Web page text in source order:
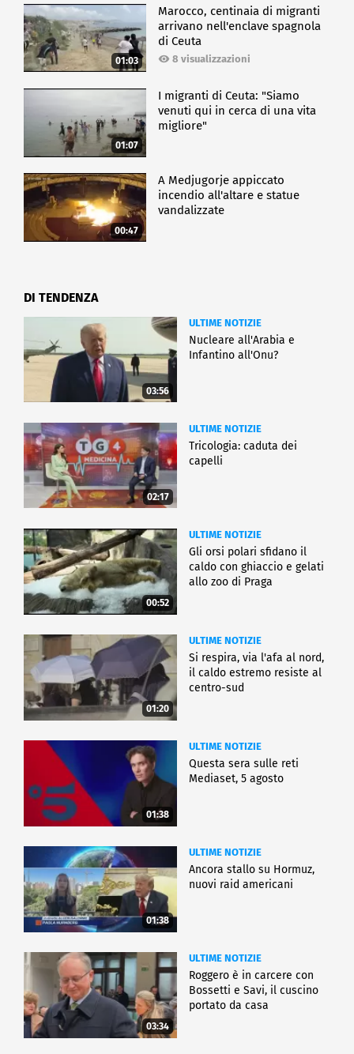
01:03
Marocco, centinaia di migranti
arrivano nell'enclave spagnola
di Ceuta
8 visualizzazioni
01:07
I migranti di Ceuta: "Siamo
venuti qui in cerca di una vita
migliore"
00:47
A Medjugorje appiccato
incendio all'altare e statue
vandalizzate
DI TENDENZA
03:56
ULTIME NOTIZIE
Nucleare all'Arabia e
Infantino all'Onu?
02:17
ULTIME NOTIZIE
Tricologia: caduta dei
capelli
00:52
ULTIME NOTIZIE
Gli orsi polari sfidano il
caldo con ghiaccio e gelati
allo zoo di Praga
01:20
ULTIME NOTIZIE
Si respira, via l'afa al nord,
il caldo estremo resiste al
centro-sud
01:38
ULTIME NOTIZIE
Questa sera sulle reti
Mediaset, 5 agosto
01:38
ULTIME NOTIZIE
Ancora stallo su Hormuz,
nuovi raid americani
03:34
ULTIME NOTIZIE
Roggero è in carcere con
Bossetti e Savi, il cuscino
portato da casa